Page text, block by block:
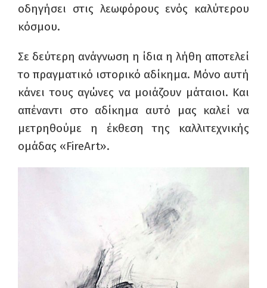
οδηγήσει στις λεωφόρους ενός καλύτερου
κόσμου.
Σε δεύτερη ανάγνωση η ίδια η λήθη αποτελεί
το πραγματικό ιστορικό αδίκημα. Μόνο αυτή
κάνει τους αγώνες να μοιάζουν μάταιοι. Και
απέναντι στο αδίκημα αυτό μας καλεί να
μετρηθούμε η έκθεση της καλλιτεχνικής
ομάδας «FireArt».